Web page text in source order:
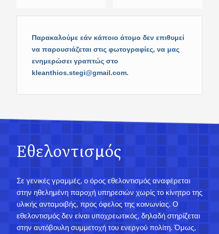
Παρακαλούμε εάν κάποιο άτομο δεν επιθυμεί
να παρουσιάζεται στις φωτογραφίες, να μας
ενημερώσει γραπτώς στο
kleanthios.stegi@gmail.com.
Εθελοντισμός
Σε γενικές γραμμές, ο όρος εθελοντισμός αναφέρεται
στην ηθελημένη παροχή υπηρεσιών χωρίς το κίνητρο της
υλικής ανταμοιβής, προς όφελος της κοινωνίας. Ο
εθελοντισμός δεν είναι υποχρεωτικός, δηλαδή στηρίζεται
στην αυτόβουλη συμμετοχή του ενεργού πολίτη. Όμως,